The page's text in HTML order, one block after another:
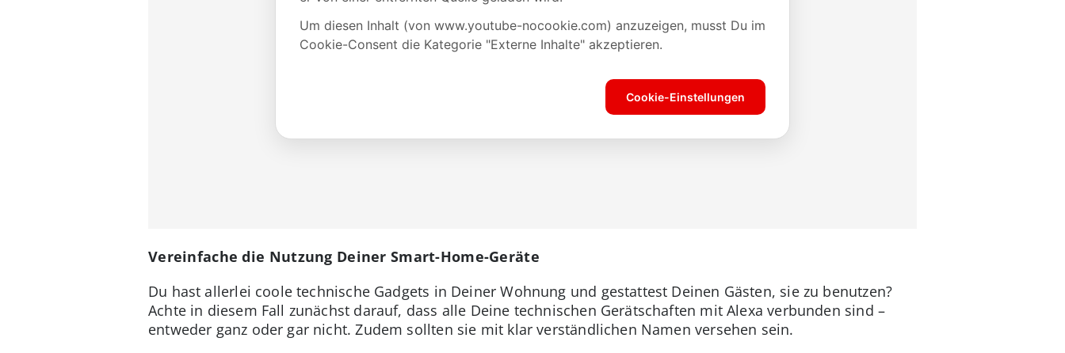
Vereinfache die Nutzung Deiner Smart-Home-Geräte
Du hast allerlei coole technische Gadgets in Deiner Wohnung und gestattest Deinen Gästen, sie zu benutzen?
Achte in diesem Fall zunächst darauf, dass alle Deine technischen Gerätschaften mit Alexa verbunden sind –
entweder ganz oder gar nicht. Zudem sollten sie mit klar verständlichen Namen versehen sein.